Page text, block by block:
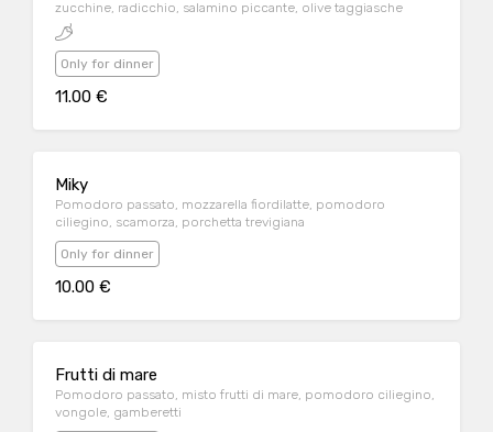
zucchine, radicchio, salamino piccante, olive taggiasche
Only for dinner
11.00 €
Miky
Pomodoro passato, mozzarella fiordilatte, pomodoro
ciliegino, scamorza, porchetta trevigiana
Only for dinner
10.00 €
Frutti di mare
Pomodoro passato, misto frutti di mare, pomodoro ciliegino,
vongole, gamberetti